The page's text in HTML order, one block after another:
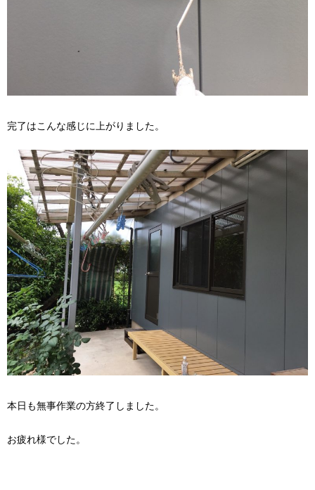
完了はこんな感じに上がりました。
本日も無事作業の方終了しました。
お疲れ様でした。